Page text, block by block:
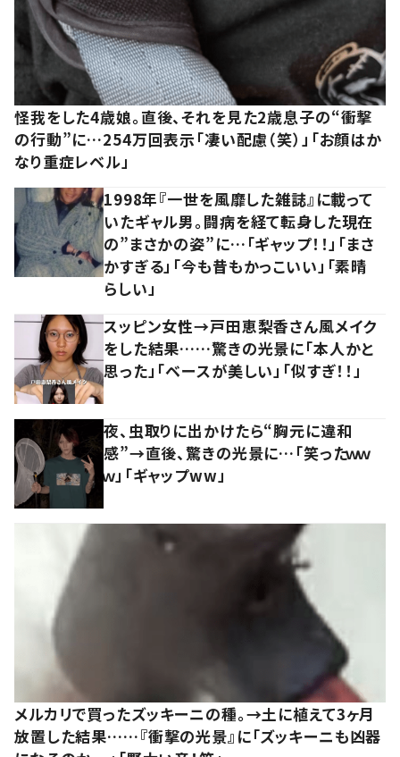
怪我をした4歳娘。直後、それを見た2歳息子の“衝撃
の行動”に…254万回表示「凄い配慮（笑）」「お顔はか
なり重症レベル」
1998年『一世を風靡した雑誌』に載って
いたギャル男。闘病を経て転身した現在
の”まさかの姿”に…「ギャップ！！」「まさ
かすぎる」「今も昔もかっこいい」「素晴
らしい」
スッピン女性→戸田恵梨香さん風メイク
をした結果……驚きの光景に「本人かと
思った」「ベースが美しい」「似すぎ！！」
夜、虫取りに出かけたら“胸元に違和
感”→直後、驚きの光景に…「笑ったｗｗ
ｗ」「ギャップww」
メルカリで買ったズッキーニの種。→土に植えて3ヶ月
放置した結果……『衝撃の光景』に「ズッキーニも凶器